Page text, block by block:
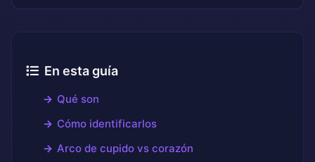
En esta guía
Qué son
Cómo identificarlos
Arco de cupido vs corazón